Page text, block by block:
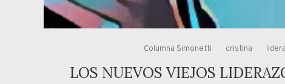
Columna Simonetti cristina
LOS NUEVOS VIEJOS